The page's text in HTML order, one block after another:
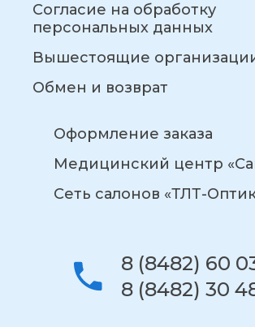
Согласие на обработку
персональных данных
Вышестоящие
Обмен и возврат
Оформление заказа
Медицинский центр
Сеть салонов «ТЛТ-
8 (8482) 60
8 (8482) 30